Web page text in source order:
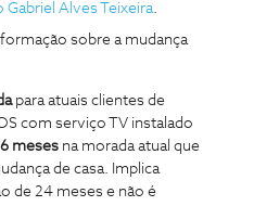
Gabriel Alves Teixeira.
sobre a mudança
para atuais clientes de
com serviço TV instalado
meses na morada atual que
de casa. Implica
de 24 meses e não é